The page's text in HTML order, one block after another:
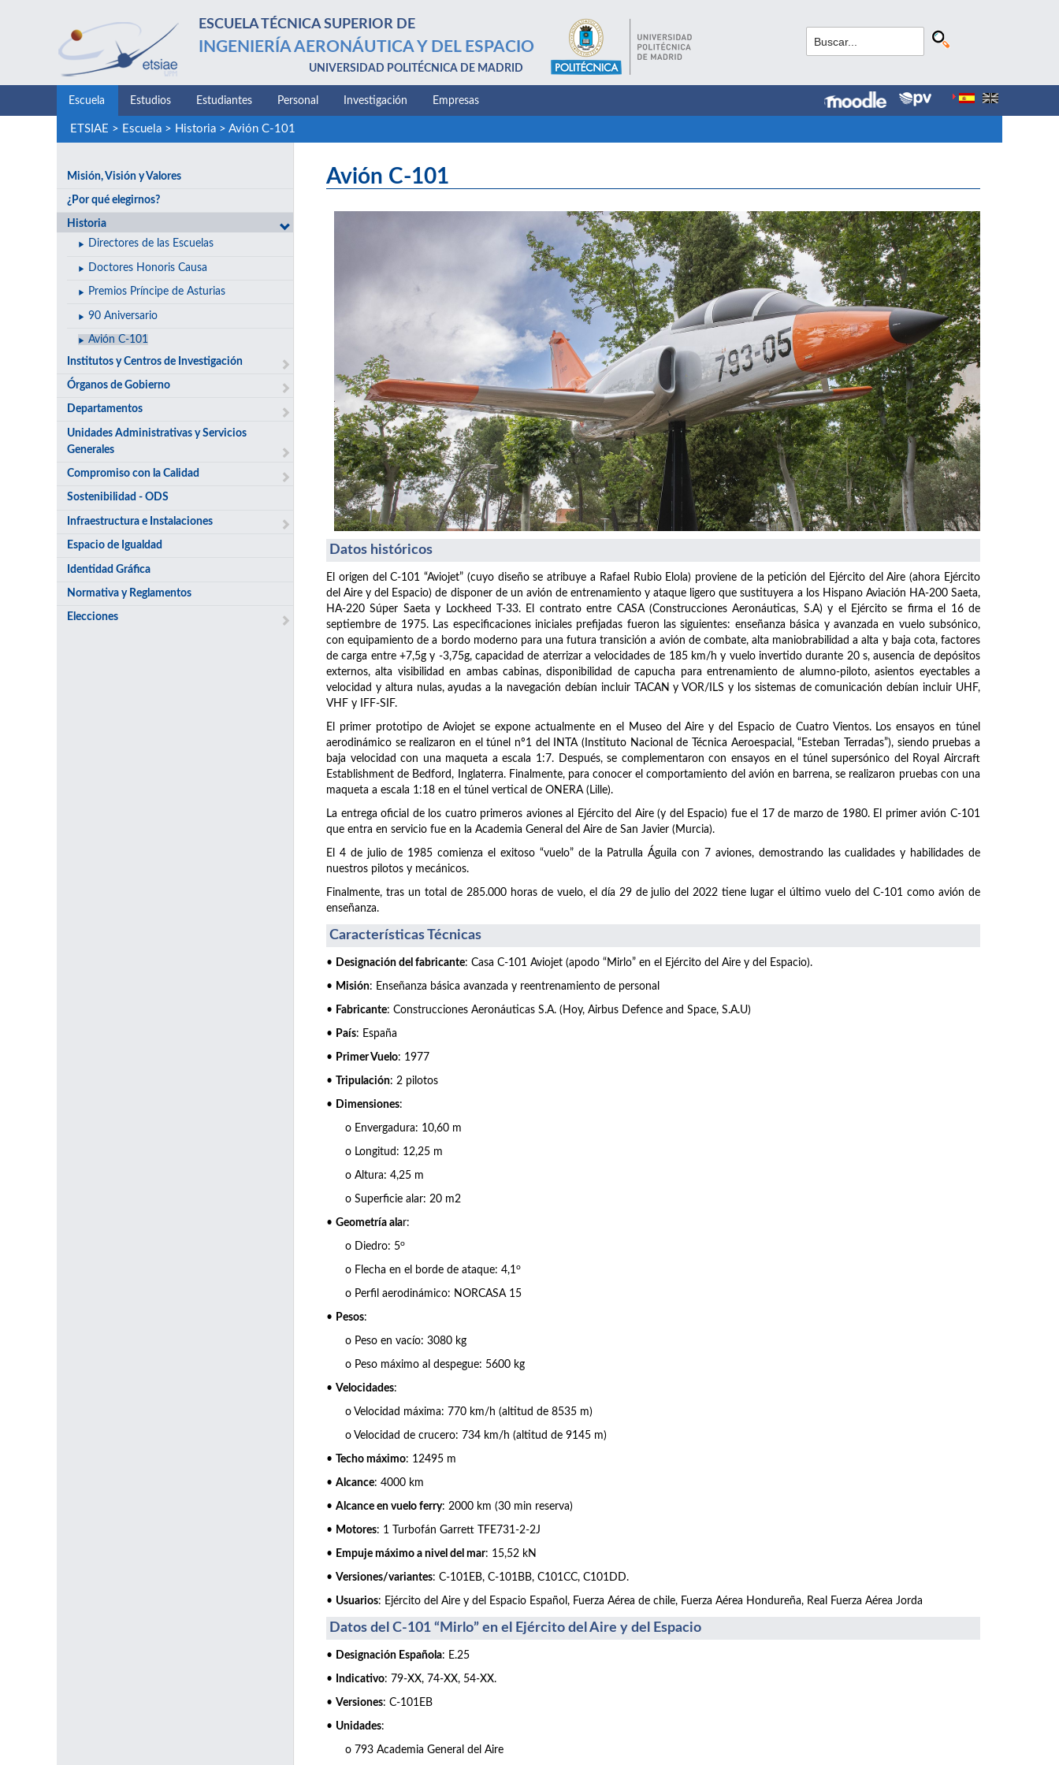
ESCUELA TÉCNICA SUPERIOR DE
INGENIERÍA AERONÁUTICA Y DEL ESPACIO
UNIVERSIDAD POLITÉCNICA DE MADRID
Escuela Estudios Estudiantes Personal Investigación Empresas
ETSIAE > Escuela> Historia> Avión C-101
Misión, Visión y Valores
¿Por qué elegirnos?
Historia
Directores de las Escuelas
Doctores Honoris Causa
Premios Príncipe de Asturias
90 Aniversario
Avión C-101
Institutos y Centros de Investigación
Órganos de Gobierno
Departamentos
Unidades Administrativas y Servicios
Generales
Compromiso con la Calidad
Sostenibilidad - ODS
Infraestructura e Instalaciones
Espacio de Igualdad
Identidad Gráfica
Normativa y Reglamentos
Elecciones
Avión C-101
Datos históricos
El origen del C-101 “Aviojet” (cuyo diseño se atribuye a Rafael Rubio Elola) proviene de la petición del Ejército del Aire (ahora Ejército
del Aire y del Espacio) de disponer de un avión de entrenamiento y ataque ligero que sustituyera a los Hispano Aviación HA-200 Saeta,
HA-220 Súper Saeta y Lockheed T-33. El contrato entre CASA (Construcciones Aeronáuticas, S.A) y el Ejército se firma el 16 de
septiembre de 1975. Las especificaciones iniciales prefijadas fueron las siguientes: enseñanza básica y avanzada en vuelo subsónico,
con equipamiento de a bordo moderno para una futura transición a avión de combate, alta maniobrabilidad a alta y baja cota, factores
de carga entre +7,5g y -3,75g, capacidad de aterrizar a velocidades de 185 km/h y vuelo invertido durante 20 s, ausencia de depósitos
externos, alta visibilidad en ambas cabinas, disponibilidad de capucha para entrenamiento de alumno-piloto, asientos eyectables a
velocidad y altura nulas, ayudas a la navegación debían incluir TACAN y VOR/ILS y los sistemas de comunicación debían incluir UHF,
VHF y IFF-SIF.
El primer prototipo de Aviojet se expone actualmente en el Museo del Aire y del Espacio de Cuatro Vientos. Los ensayos en túnel
aerodinámico se realizaron en el túnel nº1 del INTA (Instituto Nacional de Técnica Aeroespacial, “Esteban Terradas”), siendo pruebas a
baja velocidad con una maqueta a escala 1:7. Después, se complementaron con ensayos en el túnel supersónico del Royal Aircraft
Establishment de Bedford, Inglaterra. Finalmente, para conocer el comportamiento del avión en barrena, se realizaron pruebas con una
maqueta a escala 1:18 en el túnel vertical de ONERA (Lille).
La entrega oficial de los cuatro primeros aviones al Ejército del Aire (y del Espacio) fue el 17 de marzo de 1980. El primer avión C-101
que entra en servicio fue en la Academia General del Aire de San Javier (Murcia).
El 4 de julio de 1985 comienza el exitoso “vuelo” de la Patrulla Águila con 7 aviones, demostrando las cualidades y habilidades de
nuestros pilotos y mecánicos.
Finalmente, tras un total de 285.000 horas de vuelo, el día 29 de julio del 2022 tiene lugar el último vuelo del C-101 como avión de
enseñanza.
Características Técnicas
• Designación del fabricante: Casa C-101 Aviojet (apodo “Mirlo” en el Ejército del Aire y del Espacio).
• Misión: Enseñanza básica avanzada y reentrenamiento de personal
• Fabricante: Construcciones Aeronáuticas S.A. (Hoy, Airbus Defence and Space, S.A.U)
• País: España
• Primer Vuelo: 1977
• Tripulación: 2 pilotos
• Dimensiones:
o Envergadura: 10,60 m
o Longitud: 12,25 m
o Altura: 4,25 m
o Superficie alar: 20 m2
• Geometría alar:
o Diedro: 5o
o Flecha en el borde de ataque: 4,1o
o Perfil aerodinámico: NORCASA 15
• Pesos:
o Peso en vacío: 3080 kg
o Peso máximo al despegue: 5600 kg
• Velocidades:
o Velocidad máxima: 770 km/h (altitud de 8535 m)
o Velocidad de crucero: 734 km/h (altitud de 9145 m)
• Techo máximo: 12495 m
• Alcance: 4000 km
• Alcance en vuelo ferry: 2000 km (30 min reserva)
• Motores: 1 Turbofán Garrett TFE731-2-2J
• Empuje máximo a nivel del mar: 15,52 kN
• Versiones/variantes: C-101EB, C-101BB, C101CC, C101DD.
• Usuarios: Ejército del Aire y del Espacio Español, Fuerza Aérea de chile, Fuerza Aérea Hondureña, Real Fuerza Aérea Jorda
Datos del C-101 “Mirlo” en el Ejército del Aire y del Espacio
• Designación Española: E.25
• Indicativo: 79-XX, 74-XX, 54-XX.
• Versiones: C-101EB
• Unidades:
o 793 Academia General del Aire